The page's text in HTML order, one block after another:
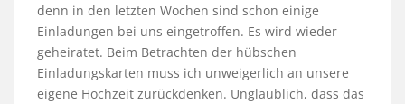
denn in den letzten Wochen sind schon einige
Einladungen bei uns eingetroffen. Es wird wieder
geheiratet. Beim Betrachten der hübschen
Einladungskarten muss ich unweigerlich an unsere
eigene Hochzeit zurückdenken. Unglaublich, dass das